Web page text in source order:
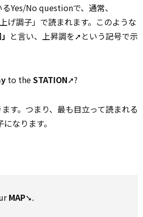
Yes/No questionで、通常、
げ調子」で読まれます。このような
と言い、上昇調を➚という記号で示
to theSTATION➚?
す。つまり、最も目立って読まれる
なります。
MAP➘.